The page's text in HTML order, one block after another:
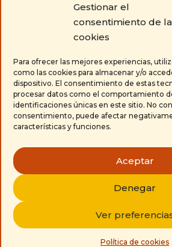
Gestionar el
consentimiento de
cookies
Para ofrecer las mejores experiencias,
como las cookies para almacenar y/o
dispositivo. El consentimiento de estas
procesar datos como el comportamiento
identificaciones únicas en este sitio. No
consentimiento, puede afectar
características y funciones.
Aceptar
Denegar
Ver
Política de cookies
Política de cookies
Aviso legal y condiciones
Contacta con nosotros
 650 671 304